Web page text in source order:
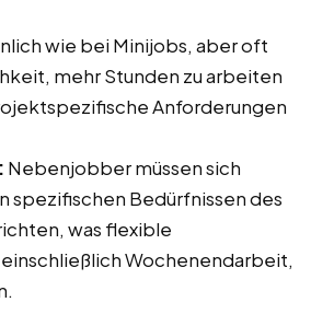
wie bei Minijobs, aber oft
mehr Stunden zu arbeiten
Anforderungen
Nebenjobber müssen sich
spezifischen Bedürfnissen des
was flexible
Wochenendarbeit,